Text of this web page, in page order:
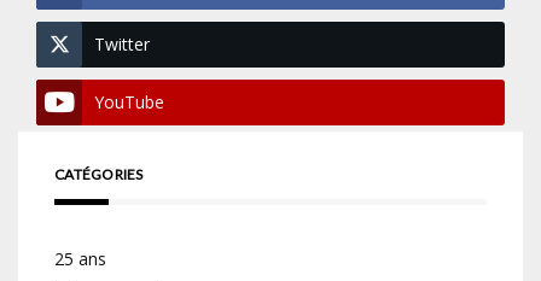
Twitter
YouTube
CATÉGORIES
25 ans